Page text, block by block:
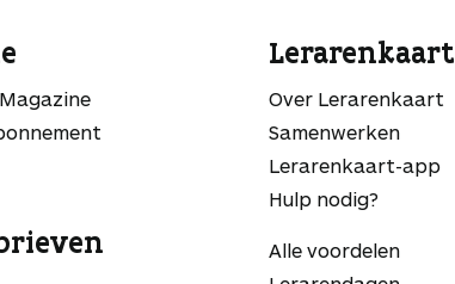
Lerarenkaart
Over Lerarenkaart
Samenwerken
Lerarenkaart-app
Hulp nodig?
Alle voordelen